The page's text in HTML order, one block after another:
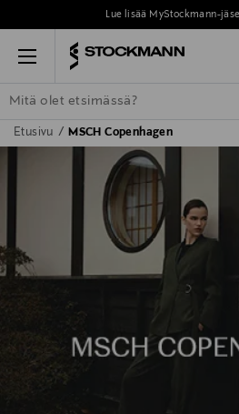
Lue lisää MyStockmann-
Menu
ETSI KAIKKI NAISET MIEHET
Etusivu MSCH Copenhagen